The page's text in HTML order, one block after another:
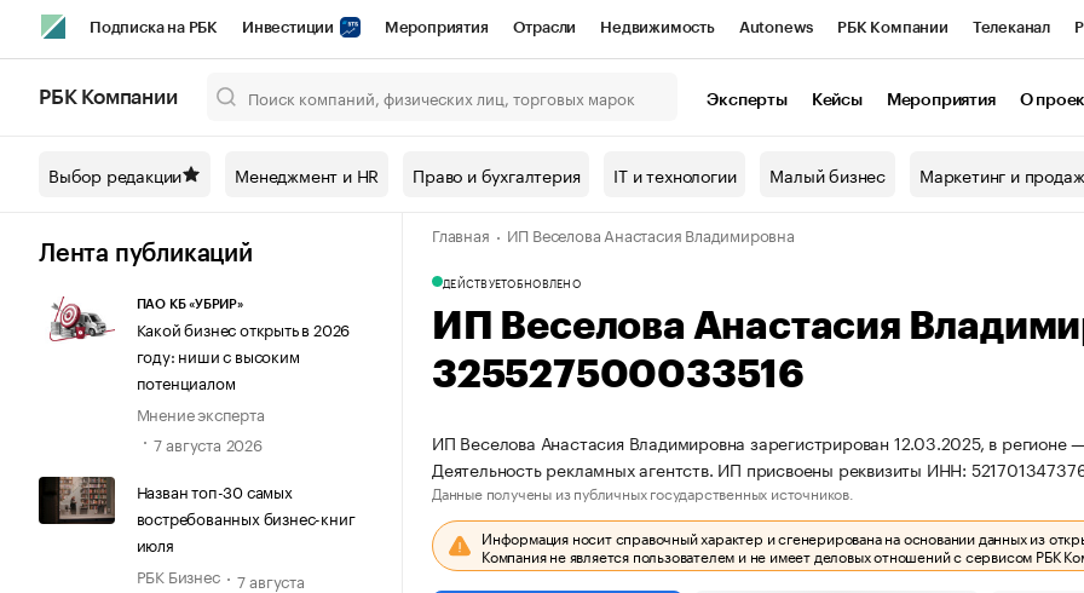
Подписка на РБК Инвестиции Мероприятия Отрасли Недвижимость Autonews РБК Компании Телеканал
Спецпроекты СПб Конференции СПб Спецпроекты Проверка контрагентов
Технологии и медиа Рынок наличной валюты
РБК Компании Эксперты Кейсы Мероприятия О
Выбор редакции Менеджмент и HR Право и бухгалтерия IT и технологии Малый бизнес Маркетинг и
Лента публикаций
ПАО КБ «УБРИР»
Какой бизнес открыть в 2026
году: ниши с высоким
потенциалом
Мнение эксперта
7 августа 2026
Назван топ-30 самых
востребованных бизнес-книг
июля
РБК Бизнес
7 августа
Главная ИП Веселова Анастасия Владимировна
ДЕЙСТВУЕТОБНОВЛЕНО
ИП Веселова Анастасия
325527500033516
ИП Веселова Анастасия Владимировна зарегистрирован 12.03.2025, в регионе
Деятельность рекламных агентств. ИП присвоены реквизиты ИНН:
Данные получены из публичных государственных источников.
Информация носит справочный характер и сгенерирована на основании данных из
Компания не является пользователем и не имеет деловых отношений с сервисом РБК